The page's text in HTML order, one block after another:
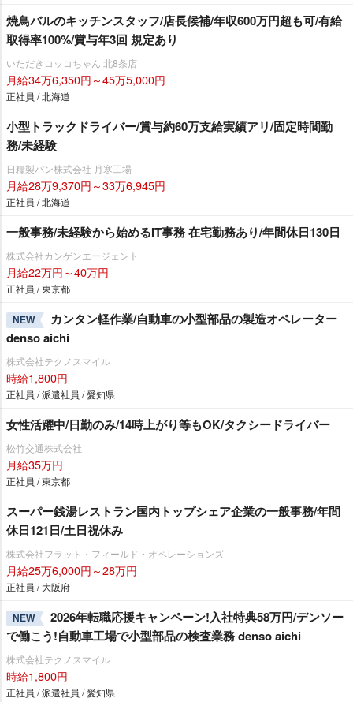
焼鳥バルのキッチンスタッフ/店長候補/年収600万円超も可/有給
取得率100%/賞与年3回 規定あり
いただきコッコちゃん 北8条店
月給34万6,350円～45万5,000円
正社員 / 北海道
小型トラックドライバー/賞与約60万支給実績アリ/固定時間勤
務/未経験
日糧製パン株式会社 月寒工場
月給28万9,370円～33万6,945円
正社員 / 北海道
一般事務/未経験から始めるIT事務 在宅勤務あり/年間休日130日
株式会社カンゲンエージェント
月給22万円～40万円
正社員 / 東京都
NEW
カンタン軽作業/自動車の小型部品の製造オペレーター
denso aichi
株式会社テクノスマイル
時給1,800円
正社員 / 派遣社員 / 愛知県
女性活躍中/日勤のみ/14時上がり等もOK/タクシードライバー
松竹交通株式会社
月給35万円
正社員 / 東京都
スーパー銭湯レストラン国内トップシェア企業の一般事務/年間
休日121日/土日祝休み
株式会社フラット・フィールド・オペレーションズ
月給25万6,000円～28万円
正社員 / 大阪府
NEW
2026年転職応援キャンペーン!入社特典58万円/デンソー
で働こう!自動車工場で小型部品の検査業務 denso aichi
株式会社テクノスマイル
時給1,800円
正社員 / 派遣社員 / 愛知県